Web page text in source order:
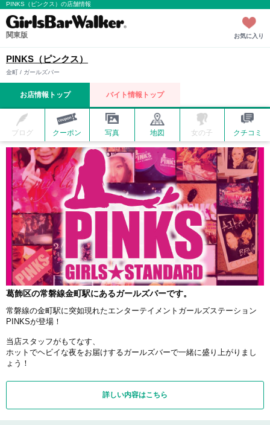
PINKS（ピンクス）の店舗情報
関東版 お気に入り
PINKS（ピンクス）
金町 / ガールズバー
お店情報トップ バイト情報トップ
ブログ クーポン 写真 地図 女の子 クチコミ
葛飾区の常磐線金町駅にあるガールズバーです。
常磐線の金町駅に突如現れたエンターテイメントガールズステーション
PINKSが登場！
当店スタッフがもてなす、
ホットでヘビイな夜をお届けするガールズバーで一緒に盛り上がりまし
ょう！
詳しい内容はこちら